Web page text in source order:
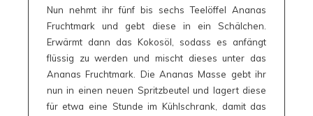
Nun nehmt ihr fünf bis sechs Teelöffel Ananas
Fruchtmark und gebt diese in ein Schälchen.
Erwärmt dann das Kokosöl, sodass es anfängt
flüssig zu werden und mischt dieses unter das
Ananas Fruchtmark. Die Ananas Masse gebt ihr
nun in einen neuen Spritzbeutel und lagert diese
für etwa eine Stunde im Kühlschrank, damit das